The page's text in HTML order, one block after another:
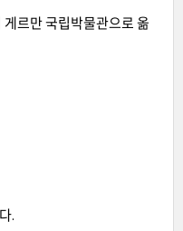
르만 국립박물관으로 옮
.